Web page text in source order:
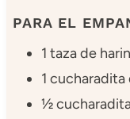
PARA EL
1 taza de
1 cucharadita
½